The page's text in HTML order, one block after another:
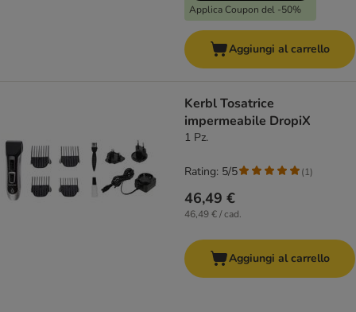
Applica Coupon del -50%
Aggiungi al carrello
Kerbl Tosatrice
impermeabile DropiX
1 Pz.
46,49 €
46,49 € / cad.
Rating: 5/5 (1)
Aggiungi al carrello